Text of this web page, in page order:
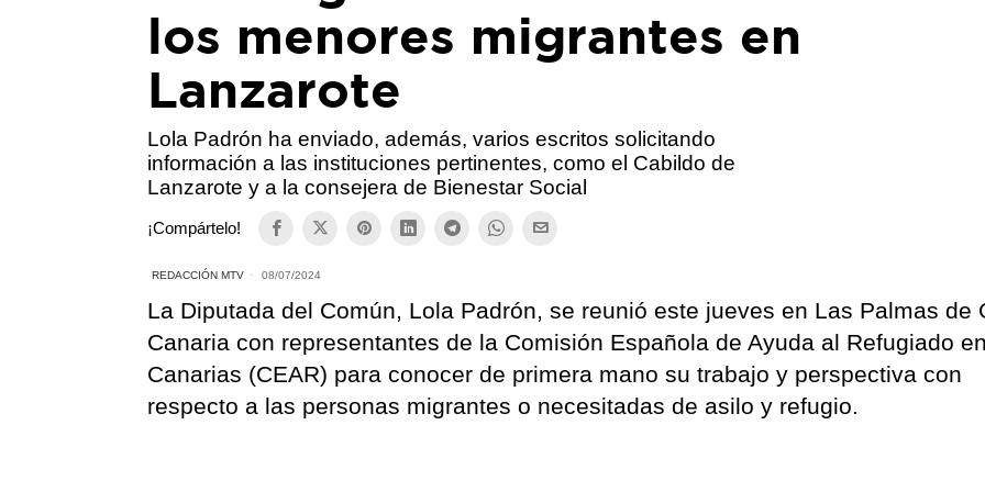
los menores migrantes en
Lanzarote
Lola Padrón ha enviado, además, varios escritos solicitando
información a las instituciones pertinentes, como el Cabildo de
Lanzarote y a la consejera de Bienestar Social
¡Compártelo!
REDACCIÓN MTV 08/07/2024
La Diputada del Común, Lola Padrón, se reunió este jueves en Las Palmas de
Canaria con representantes de la Comisión Española de Ayuda al Refugiado en
Canarias (CEAR) para conocer de primera mano su trabajo y perspectiva con
respecto a las personas migrantes o necesitadas de asilo y refugio.